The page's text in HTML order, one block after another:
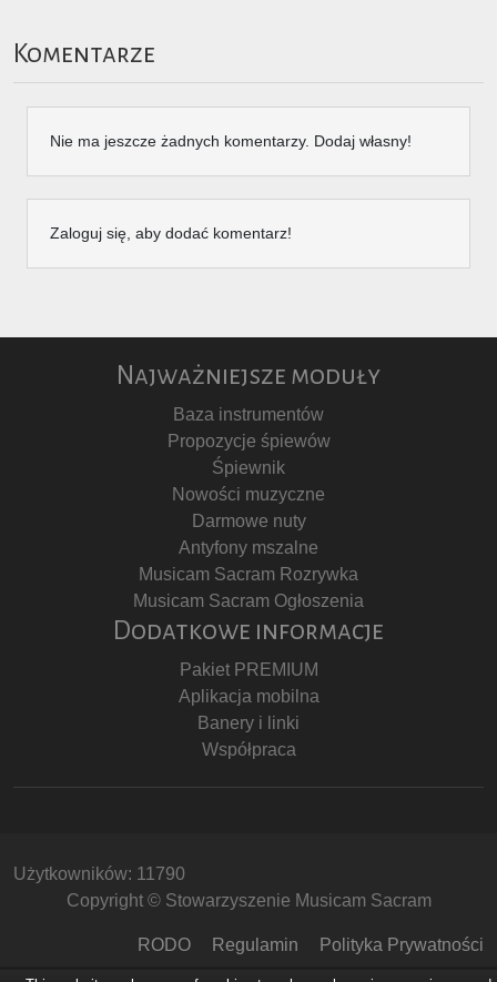
Komentarze
Nie ma jeszcze żadnych komentarzy. Dodaj własny!
Zaloguj się, aby dodać komentarz!
Najważniejsze moduły
Baza instrumentów
Propozycje śpiewów
Śpiewnik
Nowości muzyczne
Darmowe nuty
Antyfony mszalne
Musicam Sacram Rozrywka
Musicam Sacram Ogłoszenia
Dodatkowe informacje
Pakiet PREMIUM
Aplikacja mobilna
Banery i linki
Współpraca
Użytkowników: 11790
Copyright © Stowarzyszenie Musicam Sacram
RODO Regulamin Polityka Prywatności